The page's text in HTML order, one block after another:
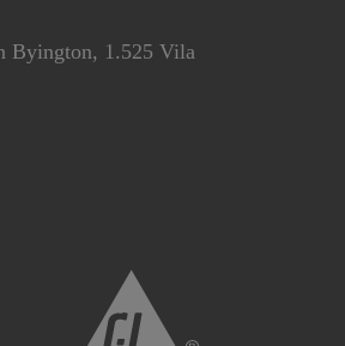
Byington, 1.525 Vila